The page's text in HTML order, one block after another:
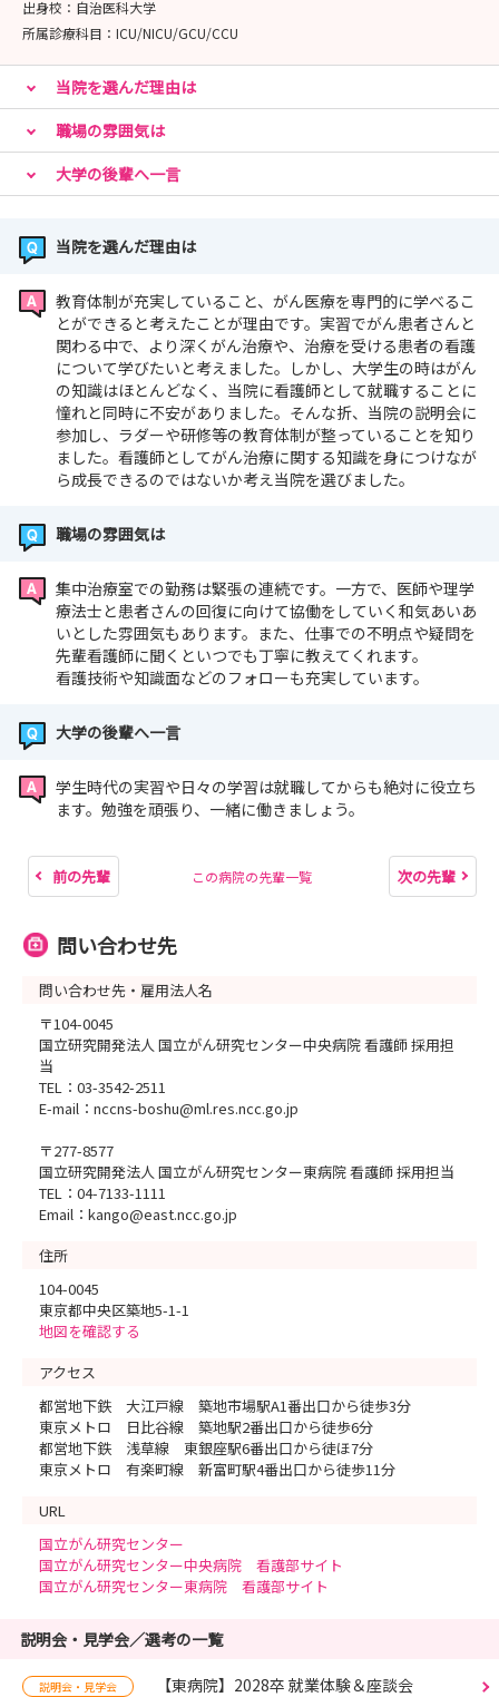
出身校： 自治医科大学
所属診療科目： ICU/NICU/GCU/CCU
当院を選んだ理由は
職場の雰囲気は
大学の後輩へ一言
当院を選んだ理由は
教育体制が充実していること、がん医療を専門的に学べるこ
とができると考えたことが理由です。実習でがん患者さんと
関わる中で、より深くがん治療や、治療を受ける患者の看護
について学びたいと考えました。しかし、大学生の時はがん
の知識はほとんどなく、当院に看護師として就職することに
憧れと同時に不安がありました。そんな折、当院の説明会に
参加し、ラダーや研修等の教育体制が整っていることを知り
ました。看護師としてがん治療に関する知識を身につけなが
ら成長できるのではないか考え当院を選びました。
職場の雰囲気は
集中治療室での勤務は緊張の連続です。一方で、医師や理学
療法士と患者さんの回復に向けて協働をしていく和気あいあ
いとした雰囲気もあります。また、仕事での不明点や疑問を
先輩看護師に聞くといつでも丁寧に教えてくれます。
看護技術や知識面などのフォローも充実しています。
大学の後輩へ一言
学生時代の実習や日々の学習は就職してからも絶対に役立ち
ます。勉強を頑張り、一緒に働きましょう。
前の先輩 この病院の先輩一覧 次の先輩
問い合わせ先
問い合わせ先・雇用法人名
〒104-0045
国立研究開発法人 国立がん研究センター中央病院 看護師 採用担
当
TEL：03-3542-2511
E-mail：nccns-boshu@ml.res.ncc.go.jp
〒277-8577
国立研究開発法人 国立がん研究センター東病院 看護師 採用担当
TEL：04-7133-1111
Email：kango@east.ncc.go.jp
住所
104-0045
東京都中央区築地5-1-1
地図を確認する
アクセス
都営地下鉄 大江戸線 築地市場駅A1番出口から徒歩3分
東京メトロ 日比谷線 築地駅2番出口から徒歩6分
都営地下鉄 浅草線 東銀座駅6番出口から徒ほ7分
東京メトロ 有楽町線 新富町駅4番出口から徒歩11分
URL
国立がん研究センター
国立がん研究センター中央病院 看護部サイト
国立がん研究センター東病院 看護部サイト
説明会・見学会／選考の一覧
説明会・見学会 【東病院】2028卒 就業体験＆座談会